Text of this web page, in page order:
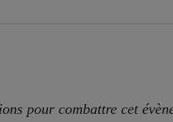
pour combattre cet